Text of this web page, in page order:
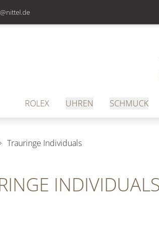
ROLEX UHREN SCHMUCK
Trauringe Individuals
INDIVIDUALS